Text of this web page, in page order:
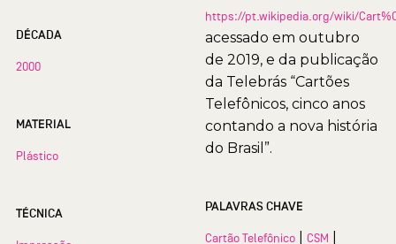
DÉCADA
2000
MATERIAL
Plástico
TÉCNICA
https://pt.wikipedia.org/wiki/
acessado em outubro
de 2019, e da publicação
da Telebrás “Cartões
Telefônicos, cinco anos
contando a nova história
do Brasil”.
PALAVRAS CHAVE
Cartão Telefônico CSM